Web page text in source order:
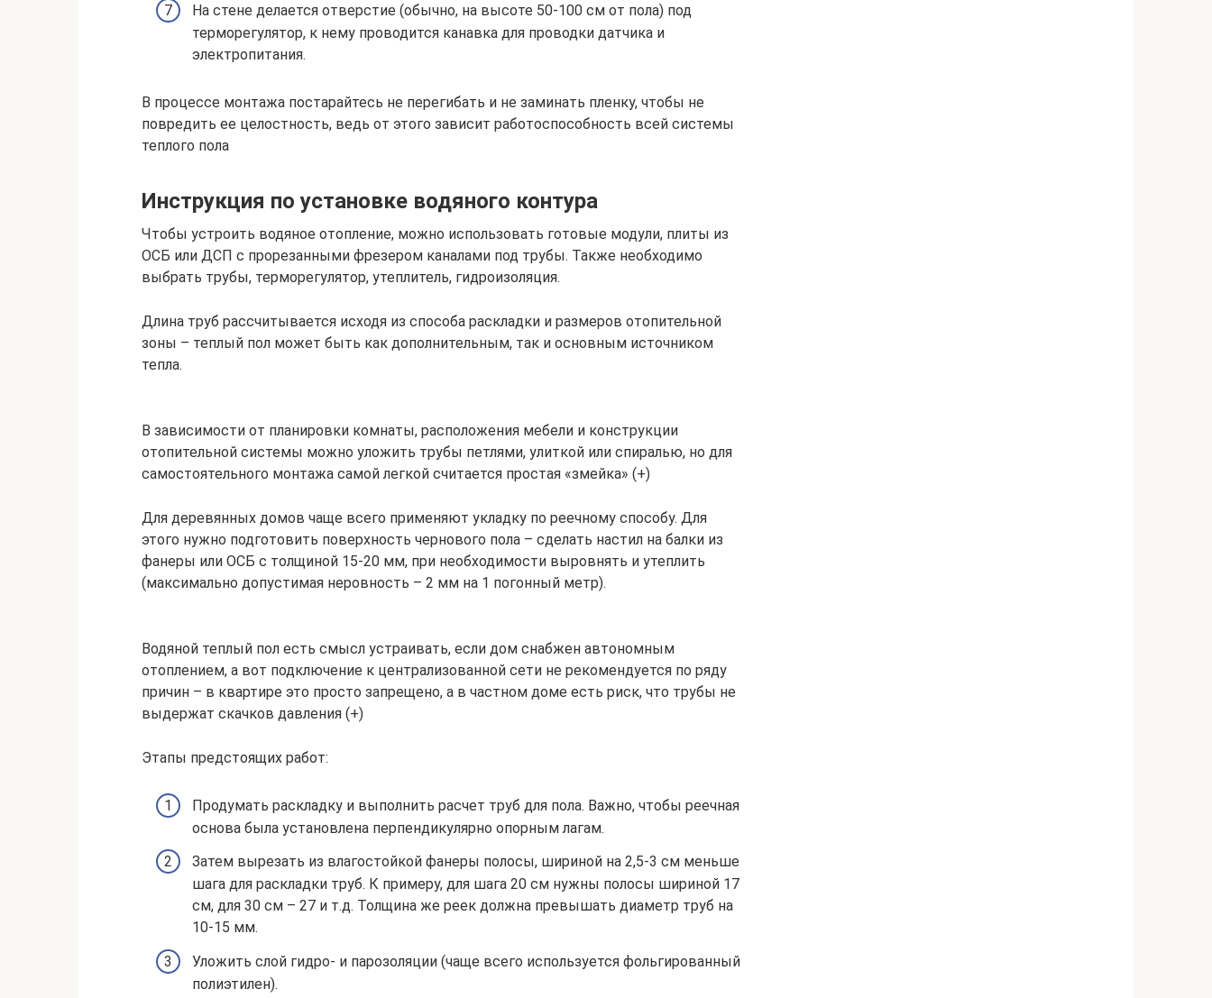
На стене делается отверстие (обычно, на высоте 50-100 см от пола) под
терморегулятор, к нему проводится канавка для проводки датчика и
электропитания.
В процессе монтажа постарайтесь не перегибать и не заминать пленку, чтобы не
повредить ее целостность, ведь от этого зависит работоспособность всей системы
теплого пола
Инструкция по установке водяного контура
Чтобы устроить водяное отопление, можно использовать готовые модули, плиты из
ОСБ или ДСП с прорезанными фрезером каналами под трубы. Также необходимо
выбрать трубы, терморегулятор, утеплитель, гидроизоляция.
Длина труб рассчитывается исходя из способа раскладки и размеров отопительной
зоны – теплый пол может быть как дополнительным, так и основным источником
тепла.
В зависимости от планировки комнаты, расположения мебели и конструкции
отопительной системы можно уложить трубы петлями, улиткой или спиралью, но для
самостоятельного монтажа самой легкой считается простая «змейка» (+)
Для деревянных домов чаще всего применяют укладку по реечному способу. Для
этого нужно подготовить поверхность чернового пола – сделать настил на балки из
фанеры или ОСБ с толщиной 15-20 мм, при необходимости выровнять и утеплить
(максимально допустимая неровность – 2 мм на 1 погонный метр).
Водяной теплый пол есть смысл устраивать, если дом снабжен автономным
отоплением, а вот подключение к централизованной сети не рекомендуется по ряду
причин – в квартире это просто запрещено, а в частном доме есть риск, что трубы не
выдержат скачков давления (+)
Этапы предстоящих работ:
Продумать раскладку и выполнить расчет труб для пола. Важно, чтобы реечная
основа была установлена перпендикулярно опорным лагам.
Затем вырезать из влагостойкой фанеры полосы, шириной на 2,5-3 см меньше
шага для раскладки труб. К примеру, для шага 20 см нужны полосы шириной 17
см, для 30 см – 27 и т.д. Толщина же реек должна превышать диаметр труб на
10-15 мм.
Уложить слой гидро- и парозоляции (чаще всего используется фольгированный
полиэтилен).